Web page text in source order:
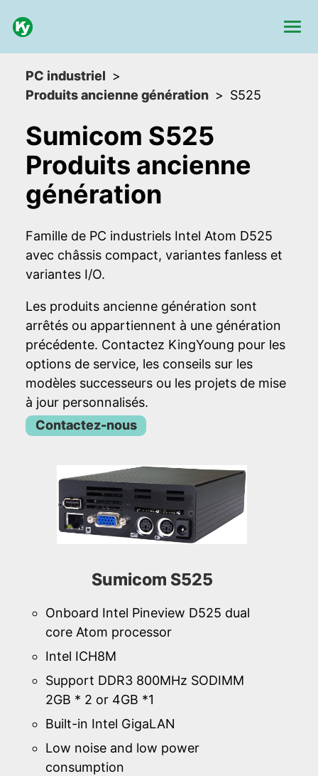
PC industriel
Produits ancienne génération
S525
Sumicom S525
Produits ancienne
génération
Famille de PC industriels Intel Atom D525
avec châssis compact, variantes fanless et
variantes I/O.
Les produits ancienne génération sont
arrêtés ou appartiennent à une génération
précédente. Contactez KingYoung pour les
options de service, les conseils sur les
modèles successeurs ou les projets de mise
à jour personnalisés.
Contactez-nous
Sumicom S525
Onboard Intel Pineview D525 dual
core Atom processor
Intel ICH8M
Support DDR3 800MHz SODIMM
2GB * 2 or 4GB *1
Built-in Intel GigaLAN
Low noise and low power
consumption